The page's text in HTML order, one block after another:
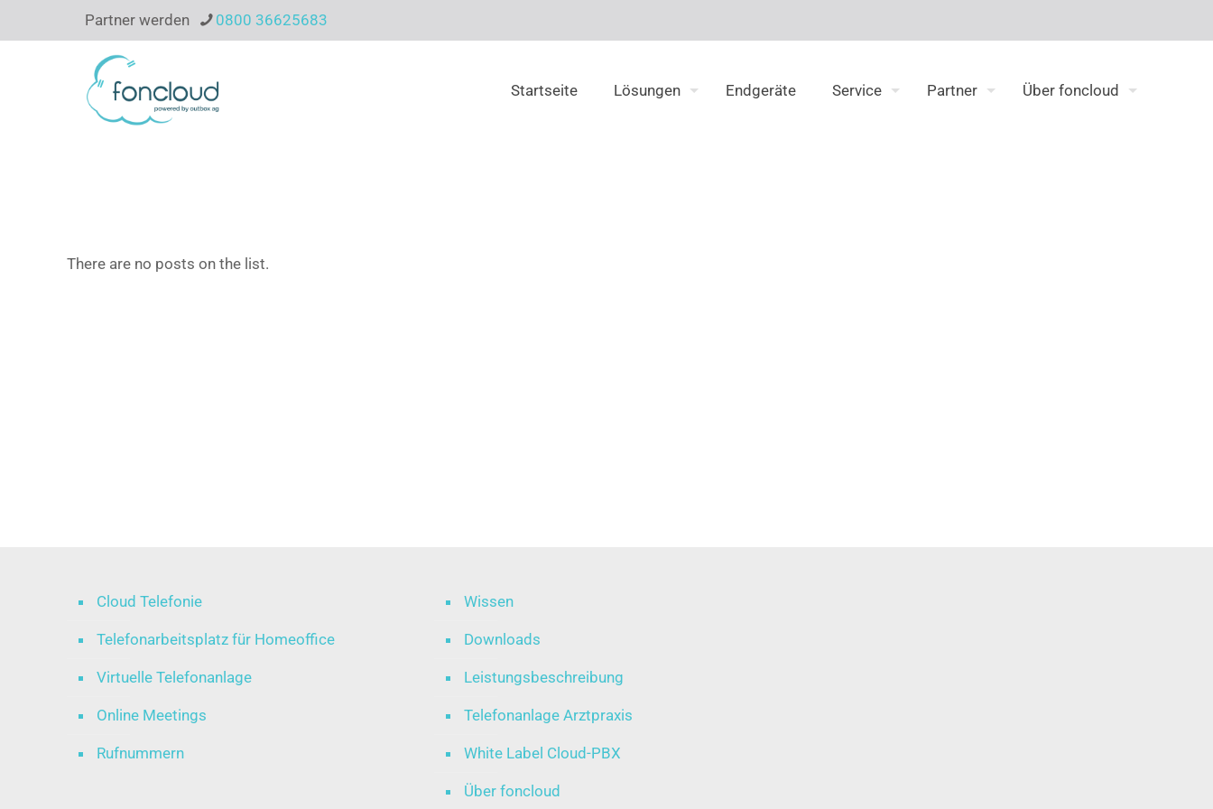
Partner werden 0800 36625683
Startseite Lösungen Endgeräte Service Partner Über foncloud
There are no posts on the list.
Cloud Telefonie
Telefonarbeitsplatz für Homeoffice
Virtuelle Telefonanlage
Online Meetings
Rufnummern
Wissen
Downloads
Leistungsbeschreibung
Telefonanlage Arztpraxis
White Label Cloud-PBX
Über foncloud